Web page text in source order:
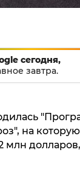
сегодня,
завтра.
на